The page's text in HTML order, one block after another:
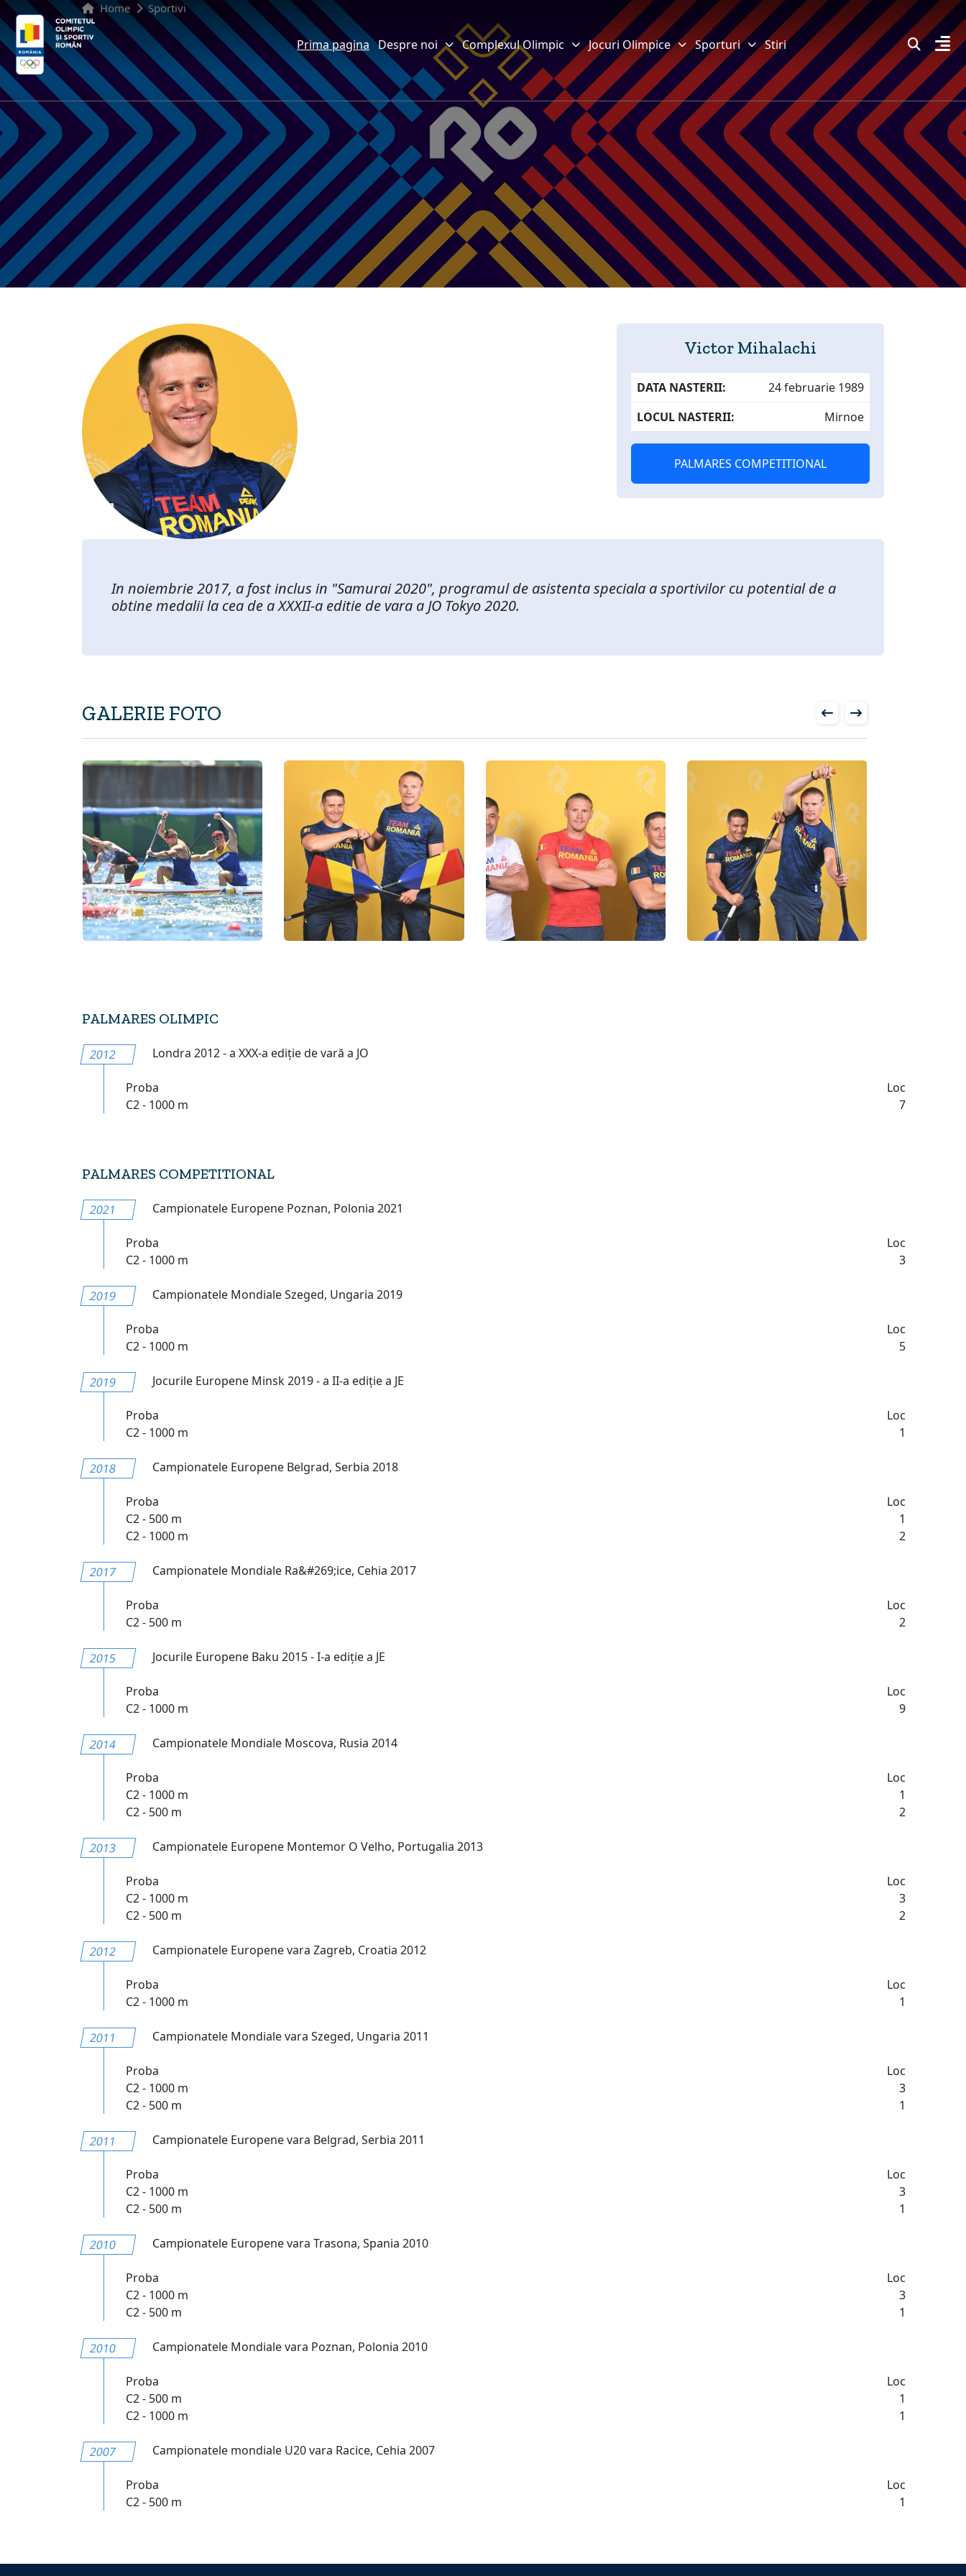
Prima pagina Despre noi Complexul Olimpic Jocuri Olimpice Sporturi Stiri
Home Sportivi
Victor Mihalachi
DATA NASTERII:
24 februarie 1989
LOCUL NASTERII:
Mirnoe
PALMARES COMPETITIONAL
In noiembrie 2017, a fost inclus in "Samurai 2020", programul de asistenta speciala a sportivilor cu potential de a
obtine medalii la cea de a XXXII-a editie de vara a JO Tokyo 2020.
GALERIE FOTO
PALMARES OLIMPIC
2012 Londra 2012 - a XXX-a ediție de vară a JO
Proba
Loc
C2 - 1000 m
7
PALMARES COMPETITIONAL
2021 Campionatele Europene Poznan, Polonia 2021
Proba
Loc
C2 - 1000 m
3
2019 Campionatele Mondiale Szeged, Ungaria 2019
Proba
Loc
C2 - 1000 m
5
2019 Jocurile Europene Minsk 2019 - a II-a ediție a JE
Proba
Loc
C2 - 1000 m
1
2018 Campionatele Europene Belgrad, Serbia 2018
Proba
Loc
C2 - 500 m
1
C2 - 1000 m
2
2017 Campionatele Mondiale Ra&#269;ice, Cehia 2017
Proba
Loc
C2 - 500 m
2
2015 Jocurile Europene Baku 2015 - I-a ediție a JE
Proba
Loc
C2 - 1000 m
9
2014 Campionatele Mondiale Moscova, Rusia 2014
Proba
Loc
C2 - 1000 m
1
C2 - 500 m
2
2013 Campionatele Europene Montemor O Velho, Portugalia 2013
Proba
Loc
C2 - 1000 m
3
C2 - 500 m
2
2012 Campionatele Europene vara Zagreb, Croatia 2012
Proba
Loc
C2 - 1000 m
1
2011 Campionatele Mondiale vara Szeged, Ungaria 2011
Proba
Loc
C2 - 1000 m
3
C2 - 500 m
1
2011 Campionatele Europene vara Belgrad, Serbia 2011
Proba
Loc
C2 - 1000 m
3
C2 - 500 m
1
2010 Campionatele Europene vara Trasona, Spania 2010
Proba
Loc
C2 - 1000 m
3
C2 - 500 m
1
2010 Campionatele Mondiale vara Poznan, Polonia 2010
Proba
Loc
C2 - 500 m
1
C2 - 1000 m
1
2007 Campionatele mondiale U20 vara Racice, Cehia 2007
Proba
Loc
C2 - 500 m
1